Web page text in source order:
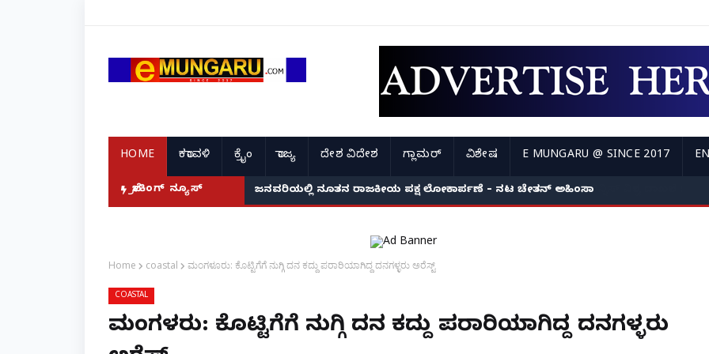
HOME ಕರಾವಳಿ ಕ್ರೈಂ ರಾಜ್ಯ ದೇಶ ವಿದೇಶ ಗ್ಲಾಮರ್ ವಿಶೇಷ E MUNGARU @ SINCE 2017
ಬ್ರೇಕಿಂಗ್ ನ್ಯೂಸ್ ಜನವರಿಯಲ್ಲಿ ನೂತನ ರಾಜಕೀಯ ಪಕ್ಷ ಲೋಕಾರ್ಪಣೆ – ನಟ ಚೇತನ್ ಅಹಿಂಸಾ
Home coastal ಮಂಗಳೂರು: ಕೊಟ್ಟಿಗೆಗೆ ನುಗ್ಗಿ ದನ ಕದ್ದು ಪರಾರಿಯಾಗಿದ್ದ ದನಗಳ್ಳರು ಅರೆಸ್ಟ್
COASTAL
ಮಂಗಳೂರು: ಕೊಟ್ಟಿಗೆಗೆ ನುಗ್ಗಿ ದನ ಕದ್ದು ಪರಾರಿಯಾಗಿದ್ದ ದನಗಳ್ಳರು